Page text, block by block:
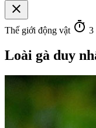
close
Thế giới động vật timer 3
Loài gà duy